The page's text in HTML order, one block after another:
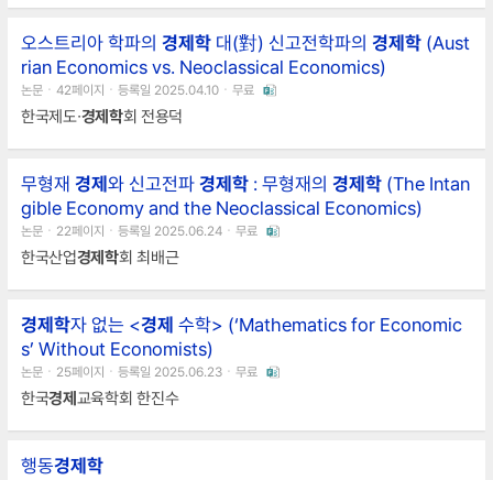
실증경제학
오스트리아 학파의 경제학 대(對) 신고전학파의 경제학 (Aust
rian Economics vs. Neoclassical Economics)
논문ㆍ42페이지ㆍ등록일 2025.04.10ㆍ무료
한국제도∙경제학회 전용덕
무형재 경제 와 신고전파 경제학 : 무형재의 경제학 (The Intan
gible Economy and the Neoclassical Economics)
논문ㆍ22페이지ㆍ등록일 2025.06.24ㆍ무료
한국산업경제학회 최배근
경제학자 없는 <경제 수학> (‘Mathematics for Economic
s’ Without Economists)
논문ㆍ25페이지ㆍ등록일 2025.06.23ㆍ무료
한국경제 교육학회 한진수
행동경제학